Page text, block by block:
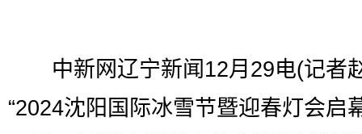
中新网辽宁新闻12月29电(记者
“2024沈阳国际冰雪节暨迎春灯会启